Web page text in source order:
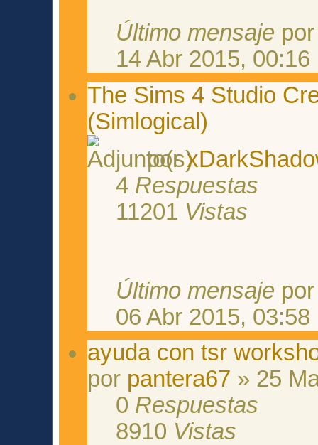
Último mensaje
14 Abr 2015, 00:16
The Sims 4 Studio
(Simlogical)
por
4 Respuestas
11201 Vistas
Último mensaje
06 Abr 2015, 03:58
ayuda con tsr
por pantera67 » 25
0 Respuestas
8910 Vistas